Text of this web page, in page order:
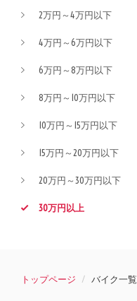
2万円～4万円以下
4万円～6万円以下
6万円～8万円以下
8万円～10万円以下
10万円～15万円以下
15万円～20万円以下
20万円～30万円以下
30万円以上
トップページ バイク一覧